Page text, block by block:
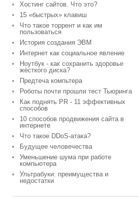
Хостинг сайтов. Что это?
15 «быстрых» клавиш
Что такое торрент и как им
пользоваться
История создания ЭВМ
Интернет как социальное явление
Ноутбук - как сохранить здоровье
жёсткого диска?
Предтеча компьтера
Роботы почти прошли тест Тьюринга
Как поднять PR - 11 эффективных
способов
10 способов продвижения сайта в
интернете
Что такое DDoS-атака?
Будущее человечества
Уменьшение шума при работе
компьютера
Ультрабуки: преимущества и
недостатки